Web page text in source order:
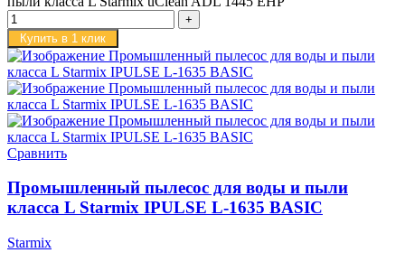
Купить в 1 клик
Сравнить
Промышленный пылесос для воды и пыли
класса L Starmix IPULSE L-1635 BASIC
Starmix